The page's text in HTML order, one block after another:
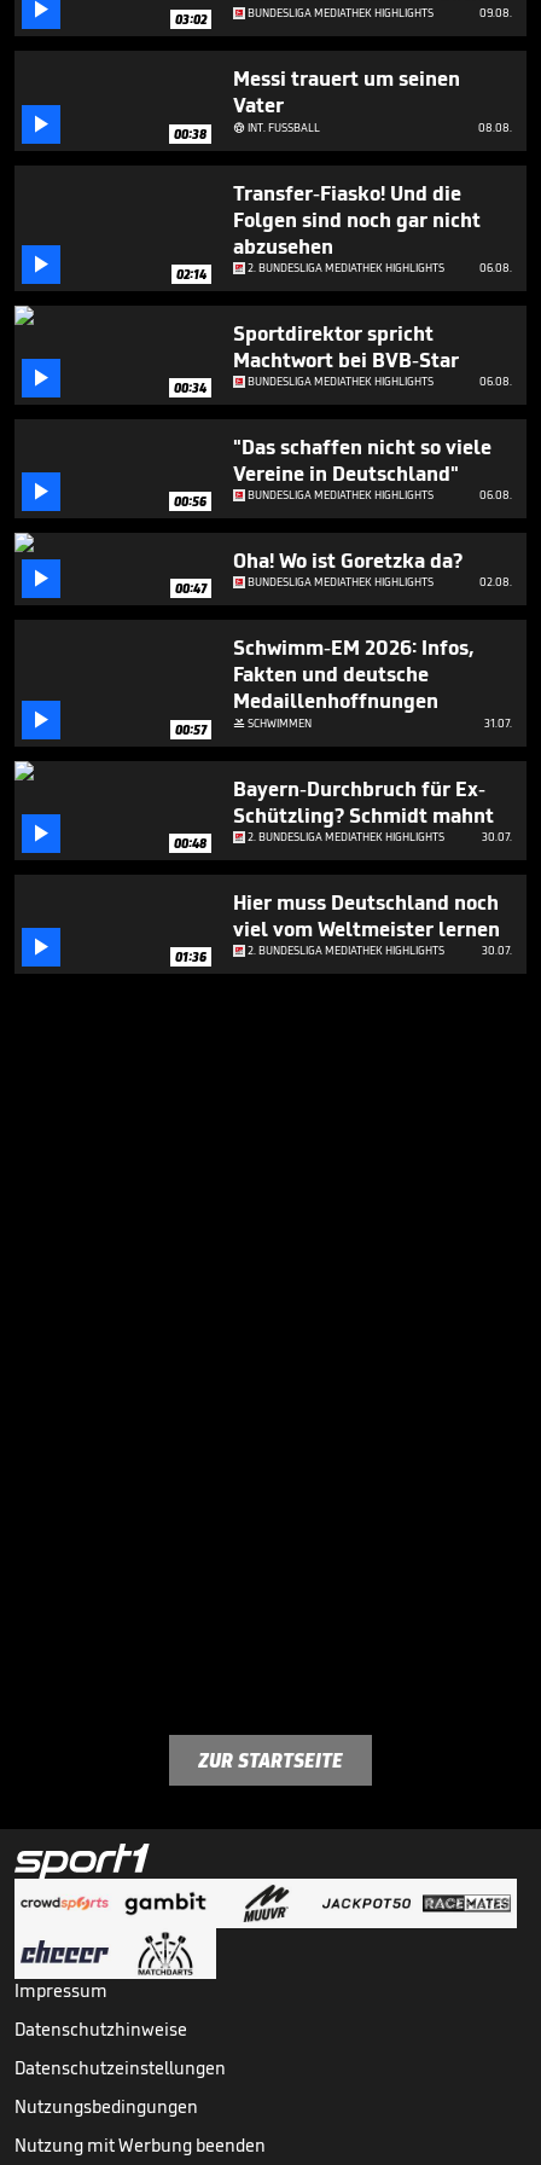
seconds
 03:02 BUNDESLIGA MEDIATHEK HIGHLIGHTS 09.08.
 00:38
Messi trauert um seinen
Vater
INT. FUSSBALL 08.08.
 02:14
Transfer-Fiasko! Und die
Folgen sind noch gar nicht
abzusehen
2. BUNDESLIGA MEDIATHEK HIGHLIGHTS 06.08.
 00:34
Sportdirektor spricht
Machtwort bei BVB-Star
BUNDESLIGA MEDIATHEK HIGHLIGHTS 06.08.
 00:56
"Das schaffen nicht so viele
Vereine in Deutschland"
BUNDESLIGA MEDIATHEK HIGHLIGHTS 06.08.
 00:47
Oha! Wo ist Goretzka da?
BUNDESLIGA MEDIATHEK HIGHLIGHTS 02.08.
 00:57
Schwimm-EM 2026: Infos,
Fakten und deutsche
Medaillenhoffnungen
SCHWIMMEN 31.07.
 00:48
Bayern-Durchbruch für Ex-
Schützling? Schmidt mahnt
2. BUNDESLIGA MEDIATHEK HIGHLIGHTS 30.07.
 01:36
Hier muss Deutschland noch
viel vom Weltmeister lernen
2. BUNDESLIGA MEDIATHEK HIGHLIGHTS 30.07.
ZUR STARTSEITE
Impressum
Datenschutzhinweise
Datenschutzeinstellungen
Nutzungsbedingungen
Nutzung mit Werbung beenden